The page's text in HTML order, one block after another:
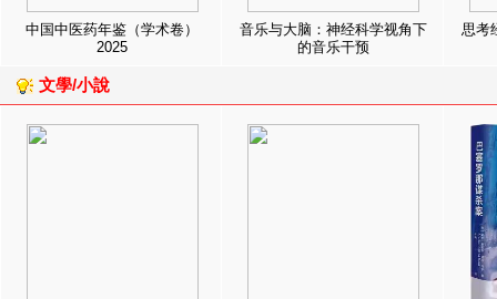
中国中医药年鉴（学术卷）
2025
音乐与大脑：神经科学视角下
的音乐干预
思考
文學/小說